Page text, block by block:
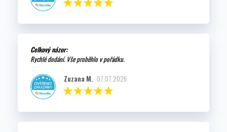
Celkový názor:
Rychlé dodání. Vše proběhlo v pořádku.
Zuzana M. 07.07.2026